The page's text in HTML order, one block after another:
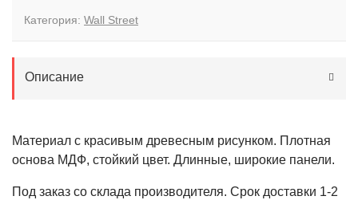
Категория: Wall Street
Описание
Материал с красивым древесным рисунком. Плотная
основа МДФ, стойкий цвет. Длинные, широкие панели.
Под заказ со склада производителя. Срок доставки 1-2